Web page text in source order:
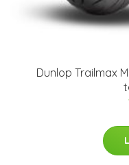
Dunlop Trailmax